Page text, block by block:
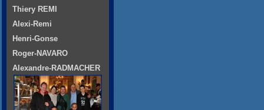
Thiery REMI
Alexi-Remi
Henri-Gonse
Roger-NAVARO
Alexandre-RADMACHER